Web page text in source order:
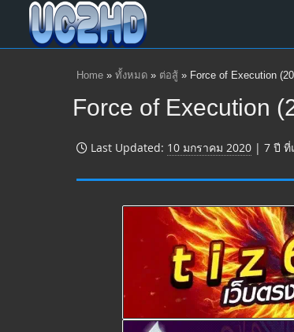
Home » ทั้งหมด » ต่อสู้ » Force of Execution
Force of Execution
Last Updated: 10 มกราคม 2020 | 7 ปี ที่